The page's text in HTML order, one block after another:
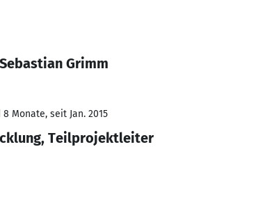
Grimm
8 Monate, seit Jan. 2015
Teilprojektleiter